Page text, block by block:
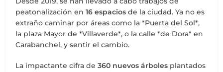
peatonalización en16 espacios de la ciudad. Ya no es
extraño caminar por áreas como la *Puerta del Sol*,
la plaza Mayor de *Villaverde*, o la calle *de Dora* en
Carabanchel, y sentir el cambio.
La impactante cifra de360 nuevos árboles plantados